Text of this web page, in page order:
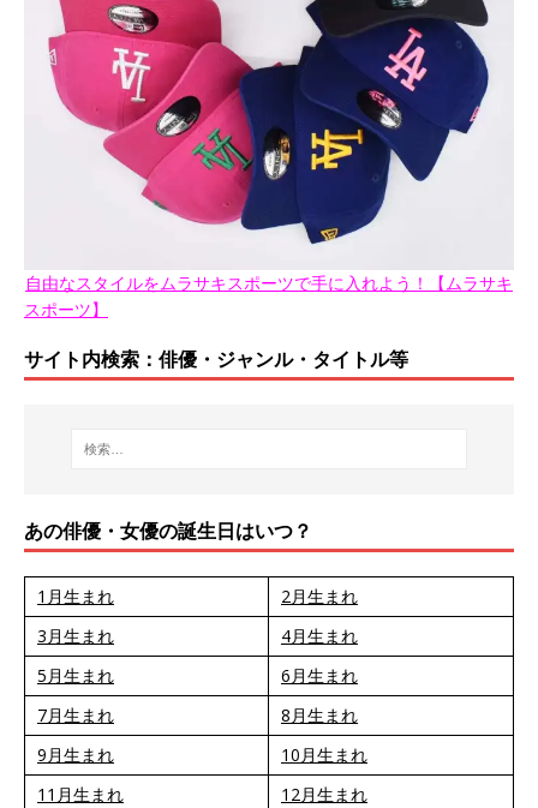
自由なスタイルをムラサキスポーツで手に入れよう！【ムラサキ
スポーツ】
サイト内検索：俳優・ジャンル・タイトル等
あの俳優・女優の誕生日はいつ？
1月生まれ
2月生まれ
3月生まれ
4月生まれ
5月生まれ
6月生まれ
7月生まれ
8月生まれ
9月生まれ
10月生まれ
11月生まれ
12月生まれ